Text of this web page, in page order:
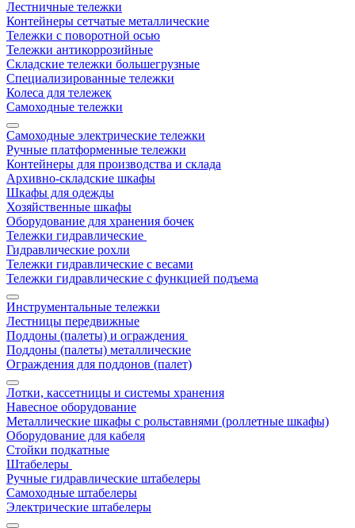
Лестничные тележки
Контейнеры сетчатые металлические
Тележки с поворотной осью
Тележки антикоррозийные
Складские тележки большегрузные
Специализированные тележки
Колеса для тележек
Самоходные тележки
Самоходные электрические тележки
Ручные платформенные тележки
Контейнеры для производства и склада
Архивно-складские шкафы
Шкафы для одежды
Хозяйственные шкафы
Оборудование для хранения бочек
Тележки гидравлические
Гидравлические рохли
Тележки гидравлические с весами
Тележки гидравлические с функцией подъема
Инструментальные тележки
Лестницы передвижные
Поддоны (палеты) и ограждения
Поддоны (палеты) металлические
Ограждения для поддонов (палет)
Лотки, кассетницы и системы хранения
Навесное оборудование
Металлические шкафы с рольставнями (роллетные шкафы)
Оборудование для кабеля
Стойки подкатные
Штабелеры
Ручные гидравлические штабелеры
Самоходные штабелеры
Электрические штабелеры